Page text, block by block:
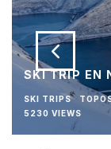
SKI TRIP EN
SKI TRIPS
5230 VIEWS